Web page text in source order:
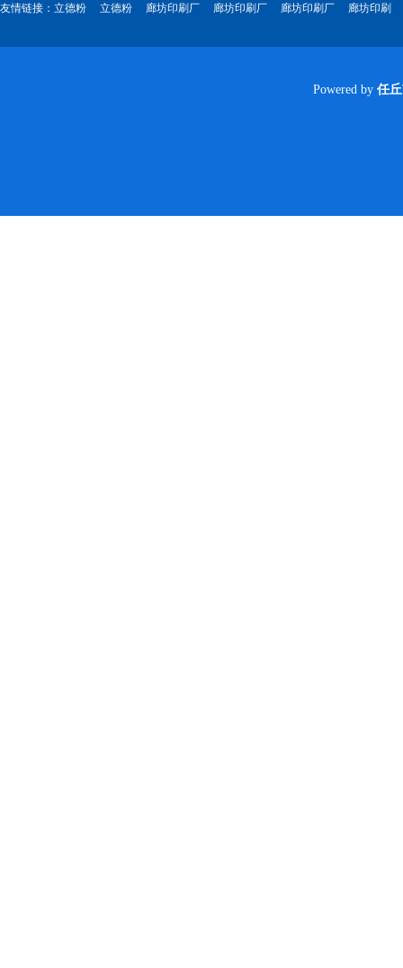
友情链接： 立德粉 立德粉 廊坊印刷厂 廊坊印刷厂 廊坊印刷厂 廊坊印刷
Powered by 任